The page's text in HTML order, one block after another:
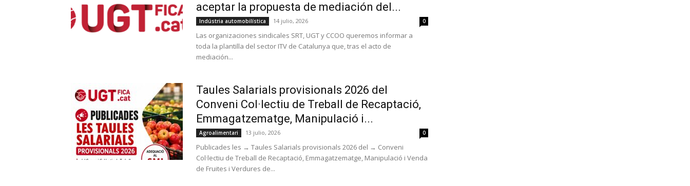
aceptar la propuesta de mediación del...
Indústria automobilística 14 julio, 2026 0
Las organizaciones sindicales SRT, UGT y CCOO queremos informar a
toda la plantilla del sector ITV de Catalunya que, tras el acto de
mediación...
Taules Salarials provisionals 2026 del
Conveni Col·lectiu de Treball de Recaptació,
Emmagatzematge, Manipulació i...
Agroalimentari 13 julio, 2026 0
Publicades les → Taules Salarials provisionals 2026 del → Conveni
Col·lectiu de Treball de Recaptació, Emmagatzematge, Manipulació i Venda
de Fruites i Verdures de...